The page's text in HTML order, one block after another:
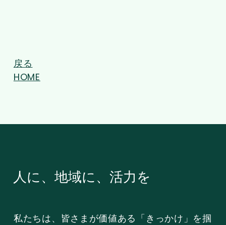
戻る
HOME
人に、地域に、活力を
私たちは、皆さまが価値ある「きっかけ」を掴